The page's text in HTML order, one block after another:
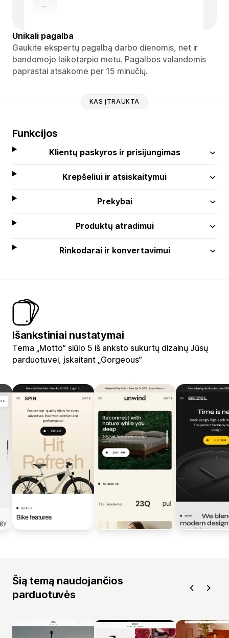
Unikali pagalba
Gaukite ekspertų pagalbą darbo dienomis, net ir
bandomojo laikotarpio metu. Pagalbos valandomis
paprastai atsakome per 15 minučių.
KAS ĮTRAUKTA
Funkcijos
Klientų paskyros ir prisijungimas
Krepšeliui ir atsiskaitymui
Prekybai
Produktų atradimui
Rinkodarai ir konvertavimui
Išankstiniai nustatymai
Tema „Motto“ siūlo 5 iš anksto sukurtų dizainų Jūsų
parduotuvei, įskaitant „Gorgeous“
Šią temą naudojančios
parduotuvės